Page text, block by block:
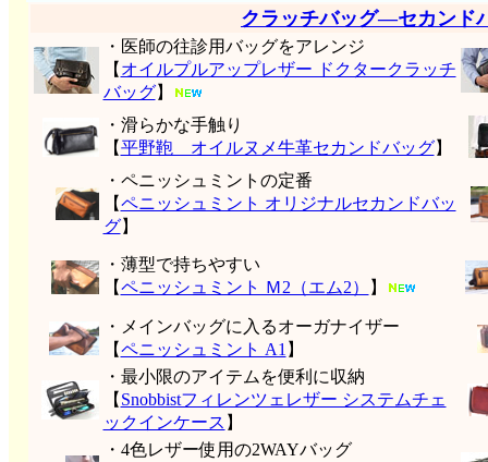
クラッチバッグ―セカンド
・医師の往診用バッグをアレンジ
【 オイルプルアップレザー ドクタークラッチ
バッグ】
・滑らかな手触り
【平野鞄 オイルヌメ牛革セカンドバッグ】
・ペニッシュミントの定番
【ペニッシュミント オリジナルセカンドバッ
グ】
・薄型で持ちやすい
【ペニッシュミント Ｍ2（エム2） 】
・メインバッグに入るオーガナイザー
【ペニッシュミント A1 】
・最小限のアイテムを便利に収納
【 Snobbistフィレンツェレザー システムチェ
ックインケース 】
・4色レザー使用の2WAYバッグ